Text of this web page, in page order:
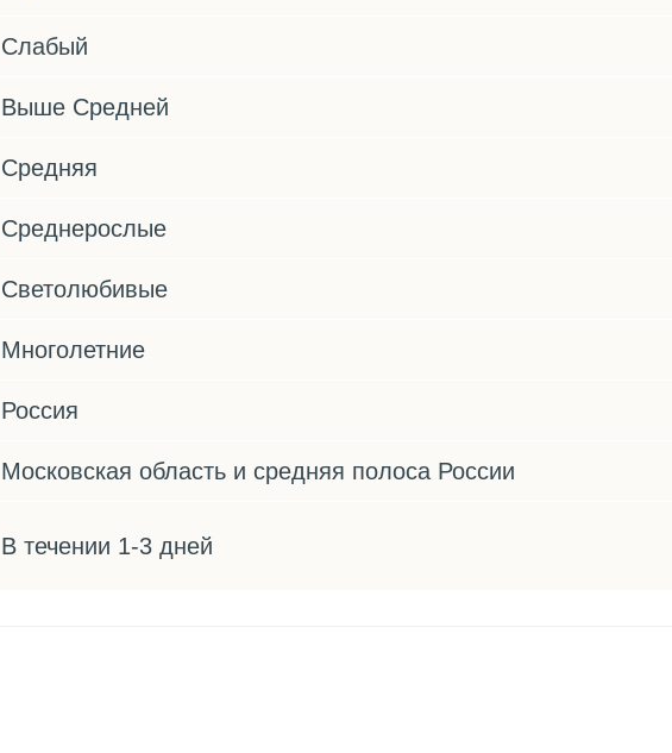
Слабый
Выше Средней
Средняя
Среднерослые
Светолюбивые
Многолетние
Россия
Московская область и средняя полоса России
В течении 1-3 дней